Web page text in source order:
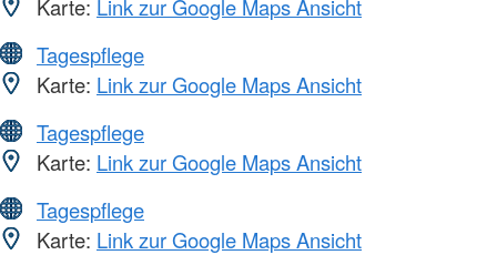
Karte: Link zur Google Maps Ansicht
Tagespflege
Karte: Link zur Google Maps Ansicht
Tagespflege
Karte: Link zur Google Maps Ansicht
Tagespflege
Karte: Link zur Google Maps Ansicht